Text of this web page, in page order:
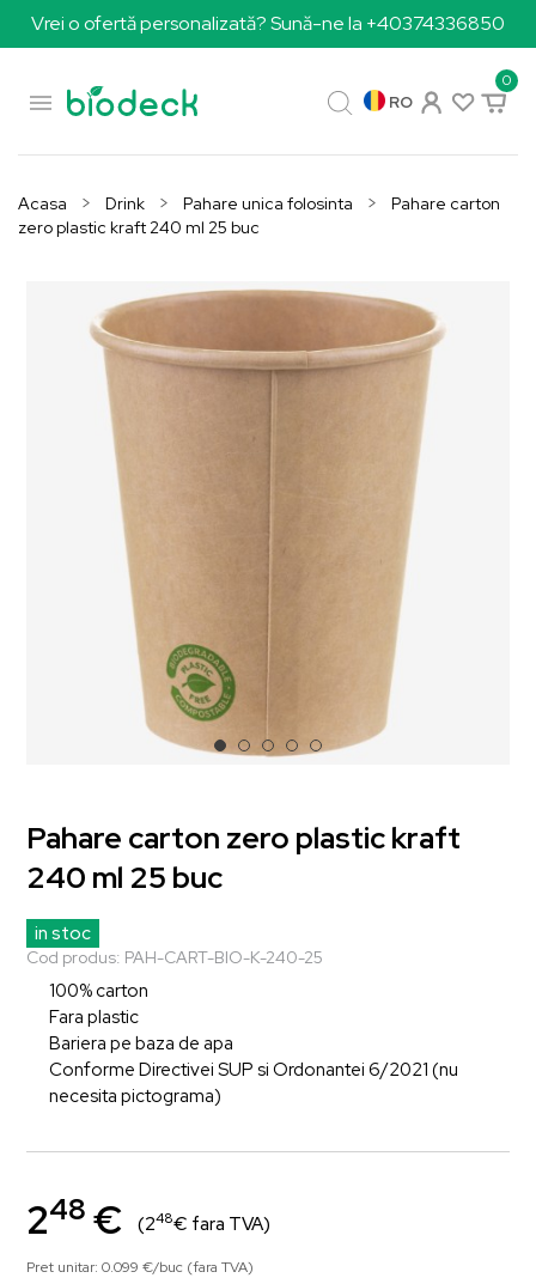
Vrei o ofertă personalizată? Sună-ne la +40374336850

0
RO
Acasa Drink Pahare unica folosinta
Pahare carton
zero plastic kraft 240 ml 25 buc
Pahare carton zero plastic kraft
240 ml 25 buc
in stoc
Cod produs: PAH-CART-BIO-K-240-25
100% carton
Fara plastic
Bariera pe baza de apa
Conforme Directivei SUP si Ordonantei 6/2021 (nu
necesita pictograma)
248 € (248€ fara TVA)
Pret unitar: 0.099 €/buc (fara TVA)